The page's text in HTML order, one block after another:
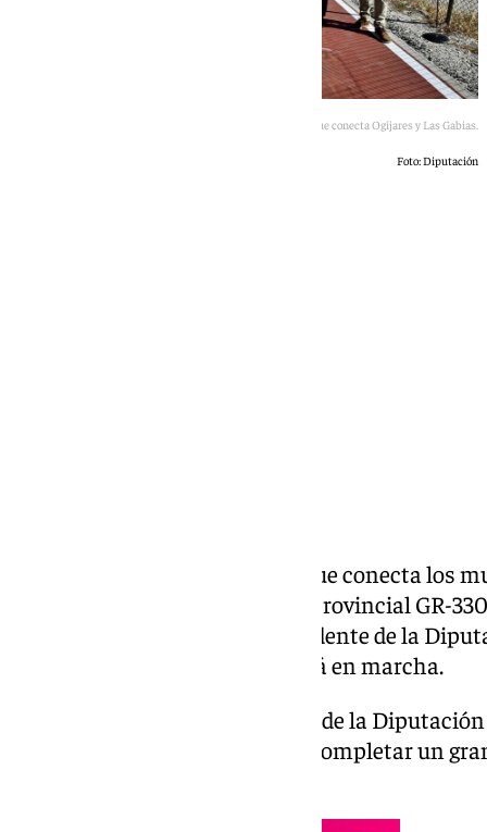
Inauguración del paseo ciclopeatonal que conecta Ogíjares y Las Gabias.
Foto: Diputación
El nuevo paseo ciclopeatonal que conecta los
Gabias a través de la carretera provincial GR-
ha sido inaugurado por el presidente de la
Rodríguez, este martes, y ya está en marcha.
Este es un proyecto estratégico de la
1.432.080 euros, y que permite completar un